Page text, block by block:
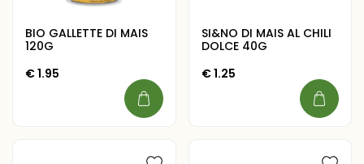
BIO GALLETTE DI MAIS
120G
€1.95
SI&NO DI MAIS AL CHILI
DOLCE 40G
€1.25